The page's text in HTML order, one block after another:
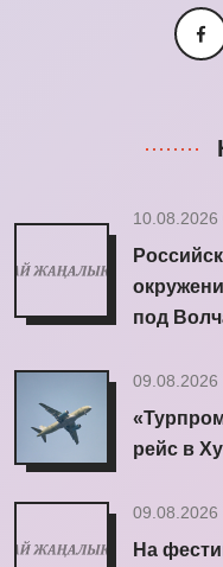
10.08.2026
под
09.08.2026
рейс в
09.08.2026
На